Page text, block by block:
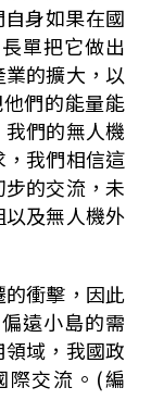
身如果在國
單把它做出
的擴大，以
們的能量能
們的無人機
我們相信這
的交流，未
及無人機外
衝擊，因此
遠小島的需
域，我國政
際交流。(編